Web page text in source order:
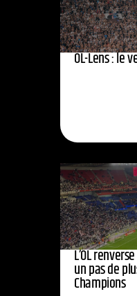
OL-Lens : le
L’OL
un pas de
Champions